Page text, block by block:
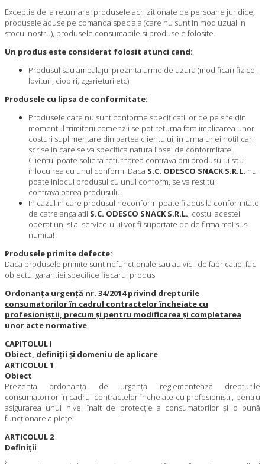
Exceptie de la returnare: produsele achizitionate de persoane juridice,
produsele aduse pe comanda speciala (care nu sunt in mod uzual in
stocul nostru), produsele consumabile si produsele folosite.
Un produs este considerat folosit atunci cand:
Produsul sau ambalajul prezinta urme de uzura (modificari fizice,
lovituri, ciobiri, zgarieturi etc)
Produsele cu lipsa de conformitate:
Produsele care nu sunt conforme specificatiilor de pe site din
momentul trimiterii comenzii se pot returna fara implicarea unor
costuri suplimentare din partea clientului, in urma unei notificari
scrise in care se va specifica natura lipsei de conformitate.
Clientul poate solicita returnarea contravalorii produsului sau
inlocuirea cu unul conform. Daca S.C. ODESCO SNACK S.R.L. nu
poate inlocui produsul cu unul conform, se va restitui
contravaloarea produsului.
In cazul in care produsul neconform poate fi adus la conformitate
de catre angajatii S.C. ODESCO SNACK S.R.L., costul acestei
operatiuni si al service-ului vor fi suportate de de firma mai sus
numita!
Produsele primite defecte:
Daca produsele primite sunt nefunctionale sau au vicii de fabricatie, fac
obiectul garantiei specifice fiecarui produs!
Ordonanţa urgenţă nr. 34/2014 privind drepturile
consumatorilor în cadrul contractelor încheiate cu
profesioniştii, precum şi pentru modificarea şi completarea
unor acte normative
CAPITOLUL I
Obiect, definiţii şi domeniu de aplicare
ARTICOLUL 1
Obiect
Prezenta ordonanţă de urgenţă reglementează drepturile
consumatorilor în cadrul contractelor încheiate cu profesioniştii, pentru
asigurarea unui nivel înalt de protecţie a consumatorilor şi o bună
funcţionare a pieţei.
ARTICOLUL 2
Definiţii